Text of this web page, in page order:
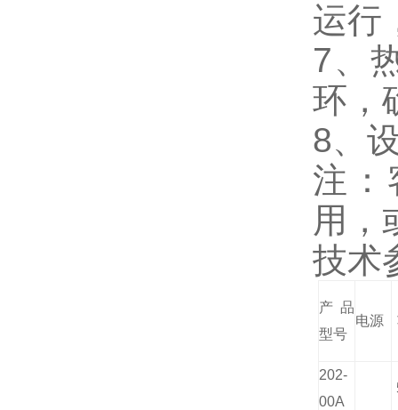
运行
7、
环，
8、
注：
用，
技术
产品
型号
电源
202-
00A